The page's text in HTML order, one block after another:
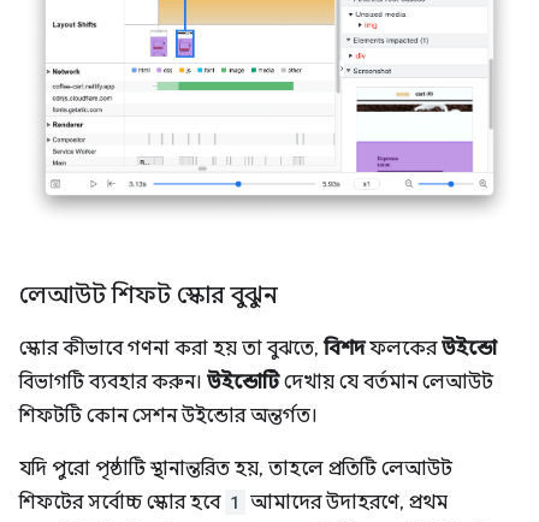
লেআউট শিফট স্কোর বুঝুন
স্কোর কীভাবে গণনা করা হয় তা বুঝতে,বিশদফলকেরউইন্ডো
বিভাগটি ব্যবহার করুন। উইন্ডোটিদেখায় যে বর্তমান লেআউট
শিফটটি কোন সেশন উইন্ডোর অন্তর্গত।
যদি পুরো পৃষ্ঠাটি স্থানান্তরিত হয়, তাহলে প্রতিটি লেআউট
শিফটের সর্বোচ্চ স্কোর হবে 1 আমাদের উদাহরণে, প্রথম